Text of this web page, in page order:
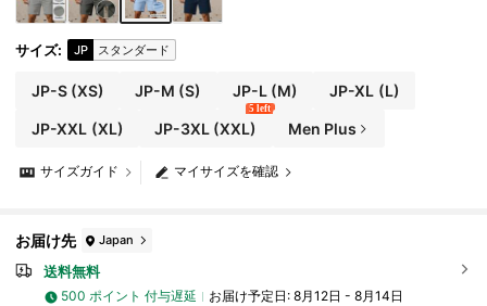
サイズ: JP スタンダード
JP-S(XS) JP-M (S) JP-L(M) JP-XL (L)
JP-XXL (XL) JP-3XL (XXL)
5 left
Men Plus
マイサイズを確認
サイズガイド
お届け先 Japan
送料無料
500 ポイント 付与遅延 お届け予定日: 8月12日 - 8月14日